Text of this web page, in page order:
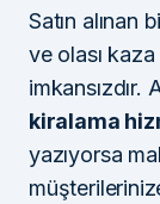
Satın alınan
ve olası
kiralama
yazıyorsa